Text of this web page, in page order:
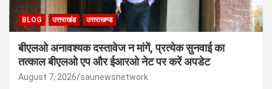
BLOG उत्तराखंड उत्तराखण्ड
बीएलओ अनावश्यक दस्तावेज न मांगें, प्रत्येक सुनवाई का
तत्काल बीएलओ एप और ईआरओ नेट पर करें अपडेट
August 7, 2026 saunewsnetwork